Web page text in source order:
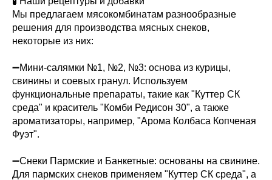
Мы предлагаем мясокомбинатам разнообразные
решения для производства мясных снеков,
некоторые из них:
➖Мини-салямки №1, №2, №3: основа из курицы,
свинины и соевых гранул. Используем
функциональные препараты, такие как "Куттер СК
среда" и краситель "Комби Редисон 30", а также
ароматизаторы, например, "Арома Колбаса Копченая
Фуэт".
➖Снеки Пармские и Банкетные: основаны на свинине.
Для пармских снеков применяем "Куттер СК среда", а